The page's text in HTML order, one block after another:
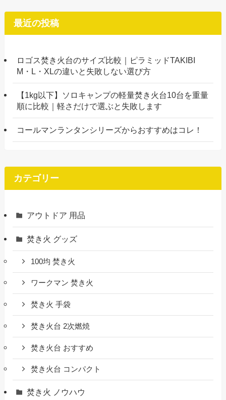
最近の投稿
ロゴス焚き火台のサイズ比較｜ピラミッドTAKIBI
M・L・XLの違いと失敗しない選び方
【1kg以下】ソロキャンプの軽量焚き火台10台を重量
順に比較｜軽さだけで選ぶと失敗します
コールマンランタンシリーズからおすすめはコレ！
カテゴリー
アウトドア 用品
焚き火 グッズ
100均 焚き火
ワークマン 焚き火
焚き火 手袋
焚き火台 2次燃焼
焚き火台 おすすめ
焚き火台 コンパクト
焚き火 ノウハウ